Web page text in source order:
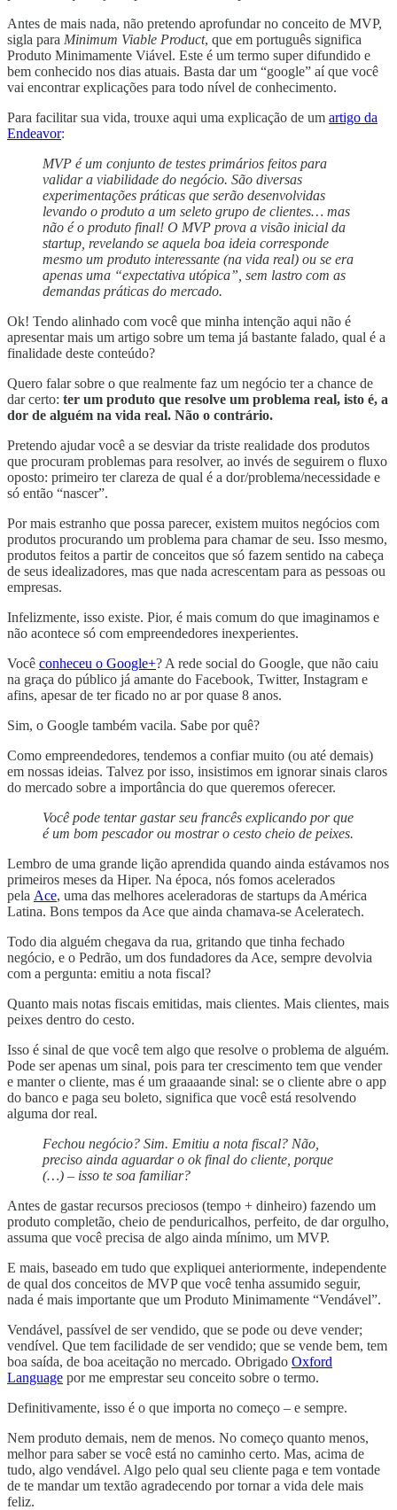
Antes de mais nada, não pretendo aprofundar no conceito de MVP,
sigla para Minimum Viable Product, que em português significa
Produto Minimamente Viável. Este é um termo super difundido e
bem conhecido nos dias atuais. Basta dar um “google” aí que você
vai encontrar explicações para todo nível de conhecimento.
Para facilitar sua vida, trouxe aqui uma explicação de um artigo da
Endeavor:
MVP é um conjunto de testes primários feitos para
validar a viabilidade do negócio. São diversas
experimentações práticas que serão desenvolvidas
levando o produto a um seleto grupo de clientes… mas
não é o produto final! O MVP prova a visão inicial da
startup, revelando se aquela boa ideia corresponde
mesmo um produto interessante (na vida real) ou se era
apenas uma “expectativa utópica”, sem lastro com as
demandas práticas do mercado.
Ok! Tendo alinhado com você que minha intenção aqui não é
apresentar mais um artigo sobre um tema já bastante falado, qual é a
finalidade deste conteúdo?
Quero falar sobre o que realmente faz um negócio ter a chance de
dar certo: ter um produto que resolve um problema real, isto é, a
dor de alguém na vida real. Não o contrário.
Pretendo ajudar você a se desviar da triste realidade dos produtos
que procuram problemas para resolver, ao invés de seguirem o fluxo
oposto: primeiro ter clareza de qual é a dor/problema/necessidade e
só então “nascer”.
Por mais estranho que possa parecer, existem muitos negócios com
produtos procurando um problema para chamar de seu. Isso mesmo,
produtos feitos a partir de conceitos que só fazem sentido na cabeça
de seus idealizadores, mas que nada acrescentam para as pessoas ou
empresas.
Infelizmente, isso existe. Pior, é mais comum do que imaginamos e
não acontece só com empreendedores inexperientes.
Você conheceu o Google+? A rede social do Google, que não caiu
na graça do público já amante do Facebook, Twitter, Instagram e
afins, apesar de ter ficado no ar por quase 8 anos.
Sim, o Google também vacila. Sabe por quê?
Como empreendedores, tendemos a confiar muito (ou até demais)
em nossas ideias. Talvez por isso, insistimos em ignorar sinais claros
do mercado sobre a importância do que queremos oferecer.
Você pode tentar gastar seu francês explicando por que
é um bom pescador ou mostrar o cesto cheio de peixes.
Lembro de uma grande lição aprendida quando ainda estávamos nos
primeiros meses da Hiper. Na época, nós fomos acelerados
pela Ace, uma das melhores aceleradoras de startups da América
Latina. Bons tempos da Ace que ainda chamava-se Aceleratech.
Todo dia alguém chegava da rua, gritando que tinha fechado
negócio, e o Pedrão, um dos fundadores da Ace, sempre devolvia
com a pergunta: emitiu a nota fiscal?
Quanto mais notas fiscais emitidas, mais clientes. Mais clientes, mais
peixes dentro do cesto.
Isso é sinal de que você tem algo que resolve o problema de alguém.
Pode ser apenas um sinal, pois para ter crescimento tem que vender
e manter o cliente, mas é um graaaande sinal: se o cliente abre o app
do banco e paga seu boleto, significa que você está resolvendo
alguma dor real.
Fechou negócio? Sim. Emitiu a nota fiscal? Não,
preciso ainda aguardar o ok final do cliente, porque
(…) – isso te soa familiar?
Antes de gastar recursos preciosos (tempo + dinheiro) fazendo um
produto completão, cheio de penduricalhos, perfeito, de dar orgulho,
assuma que você precisa de algo ainda mínimo, um MVP.
E mais, baseado em tudo que expliquei anteriormente, independente
de qual dos conceitos de MVP que você tenha assumido seguir,
nada é mais importante que um Produto Minimamente “Vendável”.
Vendável, passível de ser vendido, que se pode ou deve vender;
vendível. Que tem facilidade de ser vendido; que se vende bem, tem
boa saída, de boa aceitação no mercado. Obrigado Oxford
Language por me emprestar seu conceito sobre o termo.
Definitivamente, isso é o que importa no começo – e sempre.
Nem produto demais, nem de menos. No começo quanto menos,
melhor para saber se você está no caminho certo. Mas, acima de
tudo, algo vendável. Algo pelo qual seu cliente paga e tem vontade
de te mandar um textão agradecendo por tornar a vida dele mais
feliz.